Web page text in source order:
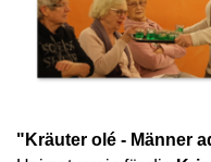
"Kräuter olé - Männer